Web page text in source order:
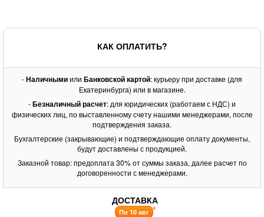
КАК ОПЛАТИТЬ?
-Наличнымиили Банковской картой: курьеру при доставке (для
Екатеринбурга) или в магазине.
-Безналичный расчет: для юридических (работаем с НДС) и
физических лиц, по выставленному счету нашими менеджерами, после
подтверждения заказа.
Бухгалтерские (закрывающие) и подтверждающие оплату документы,
будут доставлены с продукцией.
Заказной товар: предоплата 30% от суммы заказа, далее расчет по
договоренности с менеджерами.
ДОСТАВКА
Пн 10 авг *